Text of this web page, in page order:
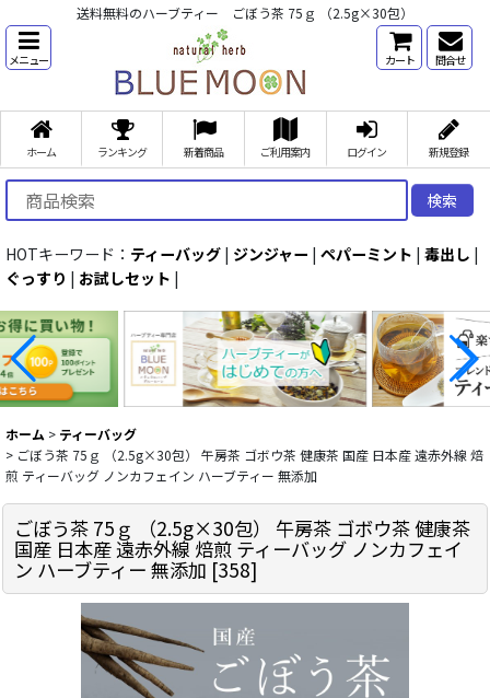
送料無料のハーブティー ごぼう茶 75ｇ （2.5g×30包）
メニュー カート 問合せ
ホーム ランキング 新着商品 ご利用案内 ログイン 新規登録
検索
HOTキーワード： ティーバッグ | ジンジャー | ペパーミント | 毒出し |
ぐっすり | お試しセット |
ホーム > ティーバッグ
> ごぼう茶 75ｇ （2.5g×30包） 午房茶 ゴボウ茶 健康茶 国産 日本産 遠赤外線 焙
煎 ティーバッグ ノンカフェイン ハーブティー 無添加
ごぼう茶 75ｇ （2.5g×30包） 午房茶 ゴボウ茶 健康茶
国産 日本産 遠赤外線 焙煎 ティーバッグ ノンカフェイ
ン ハーブティー 無添加 [358]